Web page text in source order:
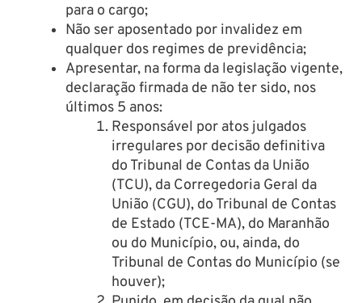
para o cargo;
Não ser aposentado por invalidez em
qualquer dos regimes de previdência;
Apresentar, na forma da legislação vigente,
declaração firmada de não ter sido, nos
últimos 5 anos:
Responsável por atos julgados
irregulares por decisão definitiva
do Tribunal de Contas da União
(TCU), da Corregedoria Geral da
União (CGU), do Tribunal de Contas
de Estado (TCE-MA), do Maranhão
ou do Município, ou, ainda, do
Tribunal de Contas do Município (se
houver);